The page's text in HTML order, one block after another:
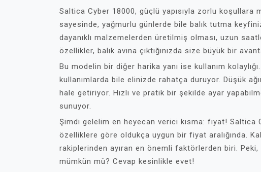
Saltica Cyber 18000, güçlü yapısıyla zorlu koşullara
sayesinde, yağmurlu günlerde bile balık tutma
dayanıklı malzemelerden üretilmiş olması, uzun
özellikler, balık avına çıktığınızda size büyük bir
Bu modelin bir diğer harika yanı ise kullanım
kullanımlarda bile elinizde rahatça duruyor. Düşük
hale getiriyor. Hızlı ve pratik bir şekilde ayar
sunuyor.
Şimdi gelelim en heyecan verici kısma: fiyat! Saltica
özelliklere göre oldukça uygun bir fiyat aralığında.
rakiplerinden ayıran en önemli faktörlerden biri.
mümkün mü? Cevap kesinlikle evet!